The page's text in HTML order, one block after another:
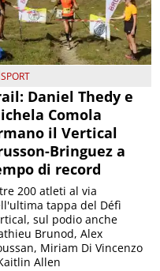
SPORT
Daniel Thedy e
Comola
il Vertical
Bringuez a
di record
200 atleti al via
tappa del Défì
sul podio anche
Brunod, Alex
Miriam Di Vincenzo
Allen